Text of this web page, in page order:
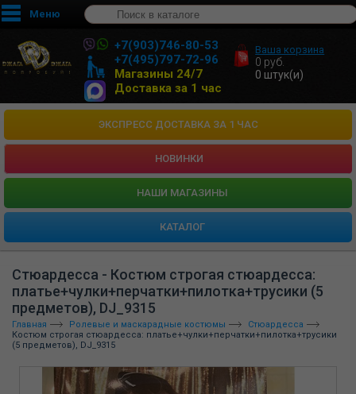
Меню
+7(903)746-80-53
+7(495)797-72-96
Магазины 24/7
Доставка за 1 час
Ваша корзина
0 руб.
0 штук(и)
ЭКСПРЕСС ДОСТАВКА ЗА 1 ЧАС
НОВИНКИ
HАШИ МАГАЗИНЫ
КАТАЛОГ
Стюардесса - Костюм строгая стюардесса:
платье+чулки+перчатки+пилотка+трусики (5
предметов), DJ_9315
Главная Ролевые и маскарадные костюмы
Стюардесса
Костюм строгая стюардесса: платье+чулки+перчатки+пилотка+трусики
(5 предметов), DJ_9315